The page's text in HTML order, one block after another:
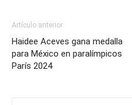
Artículo anterior
Haidee Aceves gana medalla
para México en paralímpicos
París 2024